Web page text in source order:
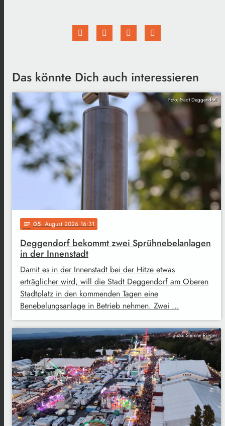
Das könnte Dich auch interessieren
Foto: Stadt Deggendorf
notes 05. August 2026 16:31
Deggendorf bekommt zwei Sprühnebelanlagen
in der Innenstadt
Damit es in der Innenstadt bei der Hitze etwas
erträglicher wird, will die Stadt Deggendorf am Oberen
Stadtplatz in den kommenden Tagen eine
Benebelungsanlage in Betrieb nehmen. Zwei …
Foto: Simone Rieger